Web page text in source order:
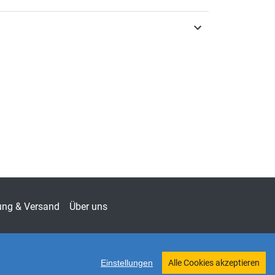
& Versand Über uns
Einstellungen Alle Cookies akzeptieren